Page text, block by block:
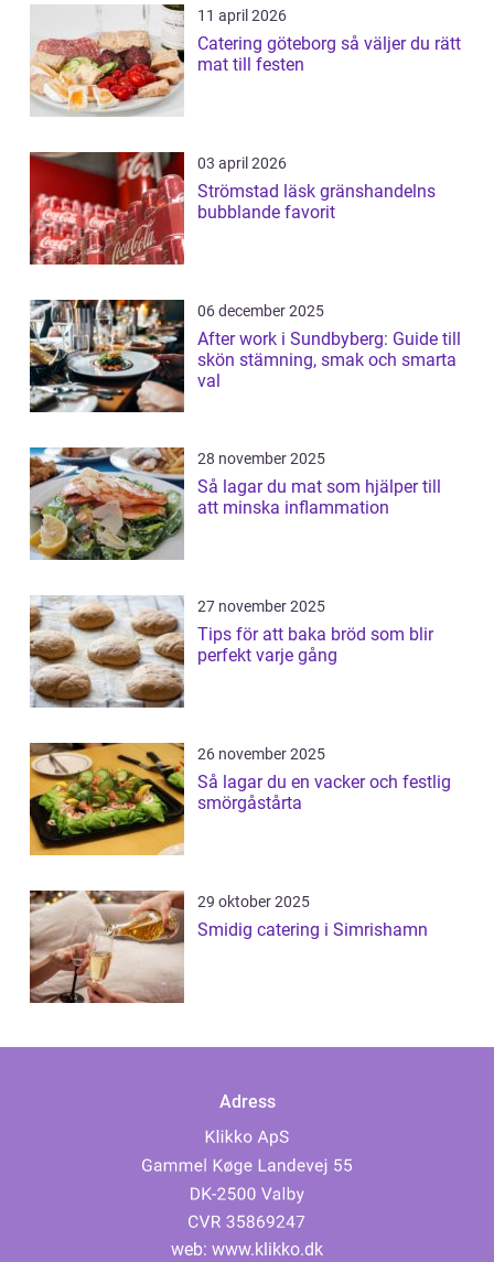
11 april 2026
Catering göteborg så väljer du rätt
mat till festen
03 april 2026
Strömstad läsk gränshandelns
bubblande favorit
06 december 2025
After work i Sundbyberg: Guide till
skön stämning, smak och smarta
val
28 november 2025
Så lagar du mat som hjälper till
att minska inflammation
27 november 2025
Tips för att baka bröd som blir
perfekt varje gång
26 november 2025
Så lagar du en vacker och festlig
smörgåstårta
29 oktober 2025
Smidig catering i Simrishamn
Adress
web: www.klikko.dk